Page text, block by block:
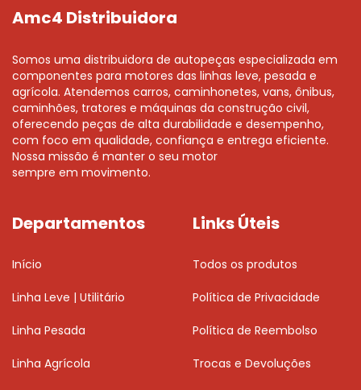
Amc4 Distribuidora
Somos uma distribuidora de autopeças especializada em
componentes para motores das linhas leve, pesada e
agrícola. Atendemos carros, caminhonetes, vans, ônibus,
caminhões, tratores e máquinas da construção civil,
oferecendo peças de alta durabilidade e desempenho,
com foco em qualidade, confiança e entrega eficiente.
Nossa missão é manter o seu motor
sempre em movimento.
Departamentos
Início
Linha Leve | Utilitário
Linha Pesada
Linha Agrícola
Links Úteis
Todos os produtos
Política de Privacidade
Política de Reembolso
Trocas e Devoluções